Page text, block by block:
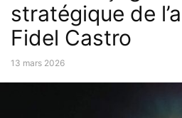
stratégique de
Fidel Castro
13 mars 2026